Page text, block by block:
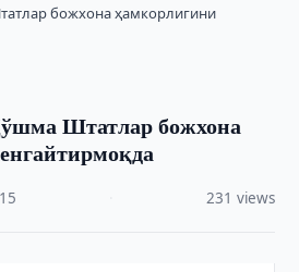
божхона ҳамкорлигини
Штатлар божхона
231 views